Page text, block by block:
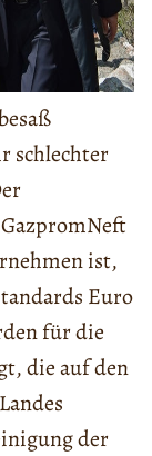
schlechter
ist,
Euro
für die
die auf den
der